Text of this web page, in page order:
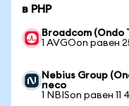
в PHP
Broadcom
1 AVGOon равен
Nebius Group
песо
1 NBISon равен 11